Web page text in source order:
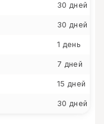
30 дней
30 дней
1 день
7 дней
15 дней
30 дней